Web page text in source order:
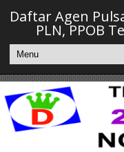
Daftar Agen
PLN, PPOB